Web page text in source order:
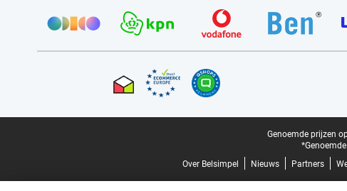
Genoemde prijzen
Over Belsimpel
Nieuws Partners